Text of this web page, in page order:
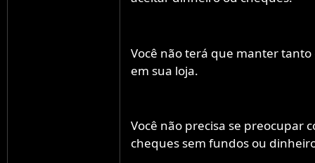
Você não terá que manter
em sua loja.
Você não precisa se preocupar
cheques sem fundos ou